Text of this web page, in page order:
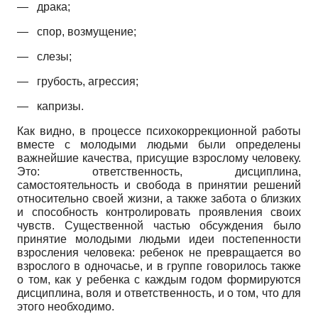
— драка;
— спор, возмущение;
— слезы;
— грубость, агрессия;
— капризы.
Как видно, в процессе психокоррекцион­ной работы
вместе с молодыми людьми были определены
важнейшие качества, присущие взрослому человеку.
Это: ответственность, дисциплина,
самостоятельность и свобода в принятии решений
относительно своей жизни, а также забота о близких
и способность контролировать проявления своих
чувств. Существенной частью обсуждения было
принятие молодыми людьми идеи постепенности
взросления человека: ребенок не превращается во
взрослого в одночасье, и в группе говорилось также
о том, как у ребенка с каждым годом формируются
дисциплина, воля и ответственность, и о том, что для
этого необходимо.